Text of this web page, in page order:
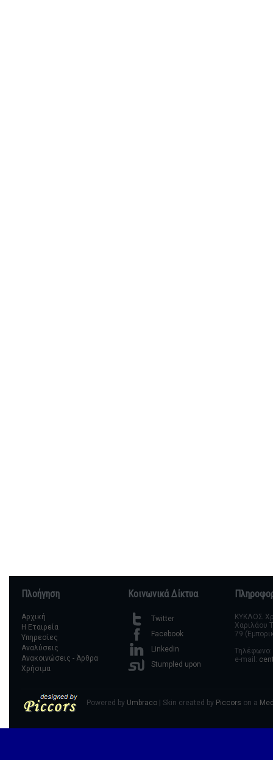
Πλοήγηση
Αρχική
Η Εταιρεία
Υπηρεσίες
Αναλύσεις
Ανακοινώσεις - Άρθρα
Χρήσιμα
Κοινωνικά Δίκτυα
Twitter
Facebook
Linkedin
Stumpled upon
ΚΥΚΛΟΣ
Χαριλάου
79
Τηλέφωνο:
e-mail:
Powered by Umbraco | Skin created by Piccors on a